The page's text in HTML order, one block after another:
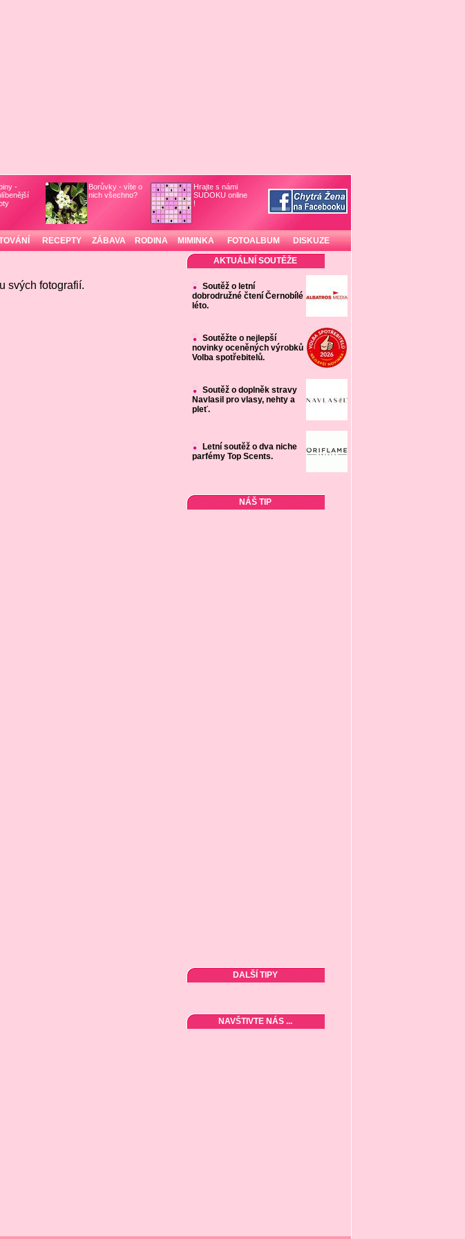
-
Borůvky - víte o
nich všechno?
Hrajte s námi
SUDOKU online
!
RECEPTY ZÁBAVA RODINA MIMINKA FOTOALBUM DISKUZE
svých fotografií.
AKTUÁLNÍ SOUTĚŽE
Soutěž o letní
dobrodružné čtení Černobílé
léto.
Soutěžte o nejlepší
novinky oceněných výrobků
Volba spotřebitelů.
Soutěž o doplněk stravy
Navlasil pro vlasy, nehty a
pleť.
Letní soutěž o dva niche
parfémy Top Scents.
NÁŠ TIP
DALŠÍ TIPY
NAVŠTIVTE NÁS ...